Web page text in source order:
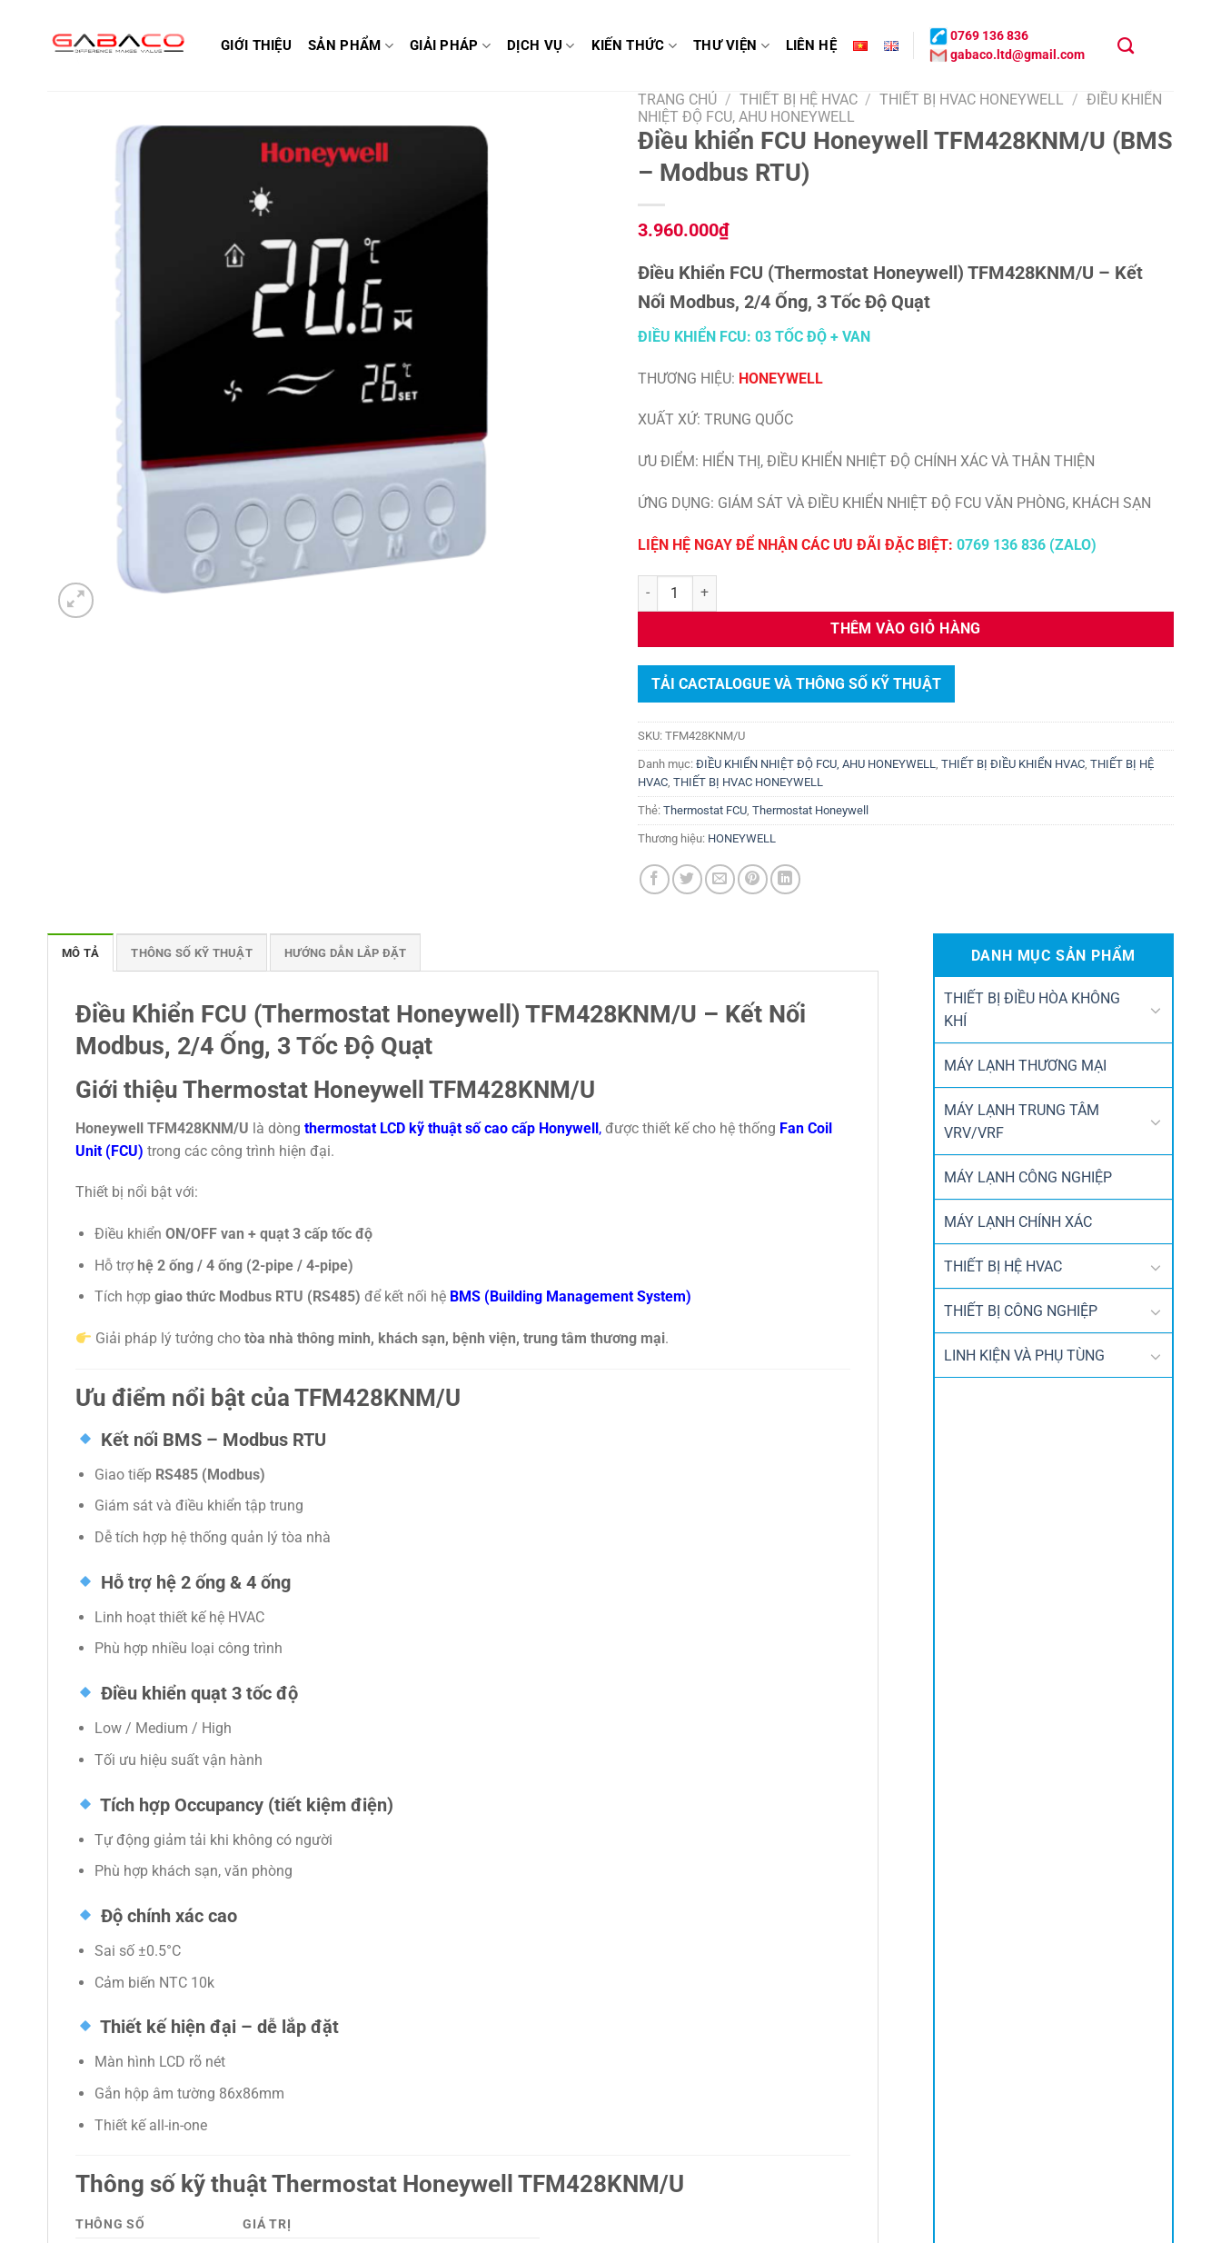
GIỚI THIỆU SẢN PHẨM GIẢI PHÁP DỊCH VỤ KIẾN THỨC THƯ VIỆN LIÊN HỆ
gabaco.ltd@gmail.com
0769 136 836
TRANG CHỦ / THIẾT BỊ HỆ HVAC / THIẾT BỊ HVAC HONEYWELL / ĐIỀU KHIỂN
NHIỆT ĐỘ FCU, AHU HONEYWELL
Điều khiển FCU Honeywell TFM428KNM/U (BMS
– Modbus RTU)
3.960.000₫
Điều Khiển FCU (Thermostat Honeywell) TFM428KNM/U – Kết
Nối Modbus, 2/4 Ống, 3 Tốc Độ Quạt
ĐIỀU KHIỂN FCU: 03 TỐC ĐỘ + VAN
THƯƠNG HIỆU: HONEYWELL
XUẤT XỨ: TRUNG QUỐC
ƯU ĐIỂM: HIỂN THỊ, ĐIỀU KHIỂN NHIỆT ĐỘ CHÍNH XÁC VÀ THÂN THIỆN
ỨNG DỤNG: GIÁM SÁT VÀ ĐIỀU KHIỂN NHIỆT ĐỘ FCU VĂN PHÒNG, KHÁCH SẠN
LIỆN HỆ NGAY ĐỂ NHẬN CÁC ƯU ĐÃI ĐẶC BIỆT: 0769 136 836 (ZALO)
Điều khiển FCU Honeywell TFM428KNM/U (BMS - Modbus RTU) số lượng
THÊM VÀO GIỎ HÀNG
TẢI CACTALOGUE VÀ THÔNG SỐ KỸ THUẬT
SKU: TFM428KNM/U
Danh mục: ĐIỀU KHIỂN NHIỆT ĐỘ FCU, AHU HONEYWELL, THIẾT BỊ ĐIỀU KHIỂN HVAC, THIẾT BỊ HỆ
HVAC, THIẾT BỊ HVAC HONEYWELL
Thẻ: Thermostat FCU, Thermostat Honeywell
Thương hiệu: HONEYWELL
MÔ TẢ THÔNG SỐ KỸ THUẬT HƯỚNG DẪN LẮP ĐẶT
Điều Khiển FCU (Thermostat Honeywell) TFM428KNM/U – Kết Nối
Modbus, 2/4 Ống, 3 Tốc Độ Quạt
Giới thiệu Thermostat Honeywell TFM428KNM/U
Honeywell TFM428KNM/U là dòng thermostat LCD kỹ thuật số cao cấp Honywell, được thiết kế cho hệ thống Fan Coil
Unit (FCU) trong các công trình hiện đại.
Thiết bị nổi bật với:
Điều khiển ON/OFF van + quạt 3 cấp tốc độ
Hỗ trợhệ 2 ống / 4 ống (2-pipe / 4-pipe)
Tích hợp giao thức Modbus RTU (RS485) để kết nối hệ BMS (Building Management System)
Giải pháp lý tưởng chotòa nhà thông minh, khách sạn, bệnh viện, trung tâm thương mại.
Ưu điểm nổi bật của TFM428KNM/U
Kết nối BMS – Modbus RTU
Giao tiếp RS485 (Modbus)
Giám sát và điều khiển tập trung
Dễ tích hợp hệ thống quản lý tòa nhà
Hỗ trợ hệ 2 ống & 4 ống
Linh hoạt thiết kế hệ HVAC
Phù hợp nhiều loại công trình
Điều khiển quạt 3 tốc độ
Low / Medium / High
Tối ưu hiệu suất vận hành
Tích hợp Occupancy (tiết kiệm điện)
Tự động giảm tải khi không có người
Phù hợp khách sạn, văn phòng
Độ chính xác cao
Sai số ±0.5°C
Cảm biến NTC 10k
Thiết kế hiện đại – dễ lắp đặt
Màn hình LCD rõ nét
Gắn hộp âm tường 86x86mm
Thiết kế all-in-one
Thông số kỹ thuật Thermostat Honeywell TFM428KNM/U
THÔNG SỐ
GIÁ TRỊ
DANH MỤC SẢN PHẨM
THIẾT BỊ ĐIỀU HÒA KHÔNG
KHÍ
MÁY LẠNH THƯƠNG MẠI
MÁY LẠNH TRUNG TÂM
VRV/VRF
MÁY LẠNH CÔNG NGHIỆP
MÁY LẠNH CHÍNH XÁC
THIẾT BỊ HỆ HVAC
THIẾT BỊ CÔNG NGHIỆP
LINH KIỆN VÀ PHỤ TÙNG